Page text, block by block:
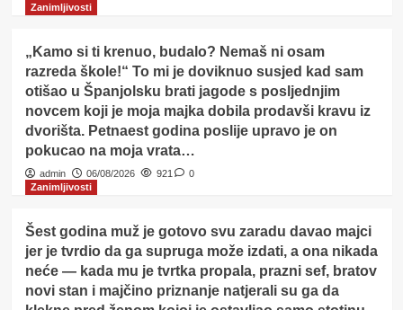
Zanimljivosti
„Kamo si ti krenuo, budalo? Nemaš ni osam
razreda škole!“ To mi je doviknuo susjed kad sam
otišao u Španjolsku brati jagode s posljednjim
novcem koji je moja majka dobila prodavši kravu iz
dvorišta. Petnaest godina poslije upravo je on
pokucao na moja vrata…
admin 06/08/2026 921
0
Zanimljivosti
Šest godina muž je gotovo svu zaradu davao majci
jer je tvrdio da ga supruga može izdati, a ona nikada
neće — kada mu je tvrtka propala, prazni sef, bratov
novi stan i majčino priznanje natjerali su ga da